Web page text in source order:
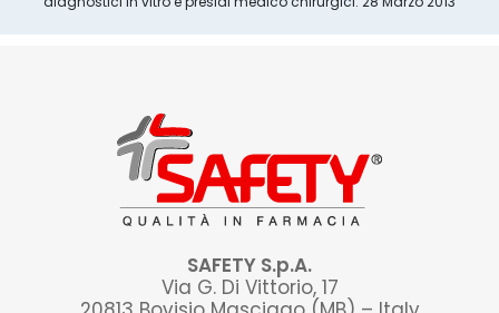
SAFETY S.p.A.
Via G. Di Vittorio, 17